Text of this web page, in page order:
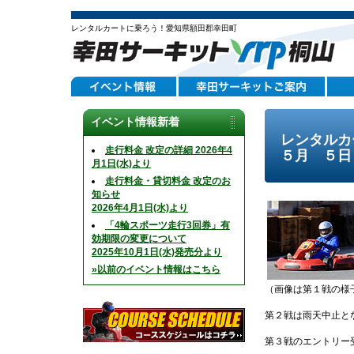
レンタルカートに乗ろう！愛知県額田郡幸田町
レンタル
５月 ５日
（画像は第１戦の様
第２戦は雨天中止と
第３戦のエントリー
イベント情報新着
走行料金 改定の詳細 2026年4
月1日(水)より
走行料金・貸切料金 改定のお
知らせ
2026年4月1日(水)より
「4輪スポーツ走行3回券」有
効期限の変更について
2025年10月1日(水)発売分より
»以前のイベント情報はこちら